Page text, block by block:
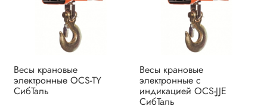
Весы крановые
электронные OCS-TY
СибТаль
Весы крановые
электронные с
индикацией OCS-JJE
СибТаль